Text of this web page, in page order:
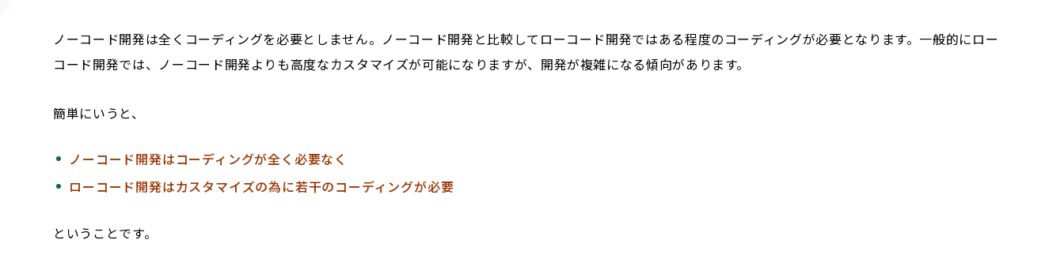
ノーコード開発は全くコーディングを必要としません。ノーコード開発と比較してローコード開発ではある程度のコーディングが必要となります。一般的にロー
コード開発では、ノーコード開発よりも高度なカスタマイズが可能になりますが、開発が複雑になる傾向があります。
簡単にいうと、
ノーコード開発はコーディングが全く必要なく
ローコード開発はカスタマイズの為に若干のコーディングが必要
ということです。